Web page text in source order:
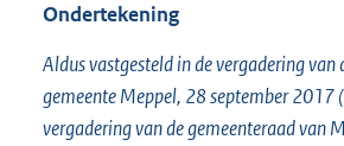
Ondertekening
Aldus vastgesteld in de vergadering van
gemeente Meppel, 28 september 2017
vergadering van de gemeenteraad van